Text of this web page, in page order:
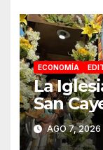
ECONOMÍA
La
San
AGO 7, 2026